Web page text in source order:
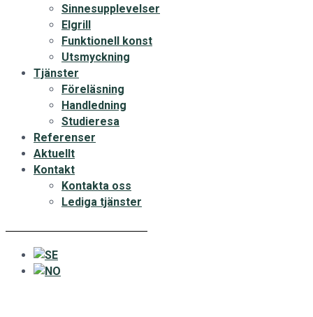
Sinnesupplevelser
Elgrill
Funktionell konst
Utsmyckning
Tjänster
Föreläsning
Handledning
Studieresa
Referenser
Aktuellt
Kontakt
Kontakta oss
Lediga tjänster